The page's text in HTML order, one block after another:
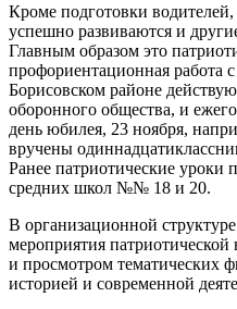
Кроме подготовки
успешно развиваются и
Главным образом это
профориентационная работа
Борисовском районе
оборонного общества, и
день юбилея, 23 ноября,
вручены
Ранее патриотические уроки
средних школ №№ 18 и 20.
В организационной
мероприятия
и просмотром тематических
историей и современной